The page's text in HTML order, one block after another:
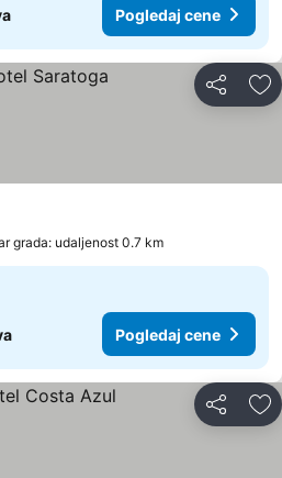
Pogledaj cene
Deli
grada: udaljenost 0.7 km
Pogledaj cene
Deli